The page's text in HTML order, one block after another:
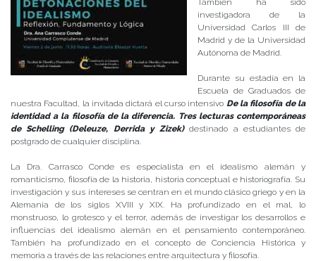
También ha sido
investigadora de la
Universidad Carlos III de
Madrid y de la Universidad
Autónoma de Madrid.
Durante su estadía en la
Escuela de Graduados de
nuestra Facultad, la invitada dictará el curso intensivo De la filosofía de la
identidad a la filosofía de la diferencia. Tres lecturas contemporáneas
de Schelling (Deleuze, Derrida y Zizek)destinado a estudiantes de
postgrado de cualquier disciplina.
La Dra. Carrasco Conde es especialista en el idealismo alemán y
romanticismo, filosofía de la historia, historia conceptual e historiografía. Su
investigación y sus intereses se centran en el mundo clásico griego y en la
Alemania de los siglos XVIII y XIX. Ha profundizado en el mal, lo
monstruoso, lo grotesco y el terror, además de investigar los desarrollos e
influencias del idealismo alemán en el pensamiento contemporáneo.
También ha profundizado en el concepto de Conciencia Histórica y
memoria a través de las relaciones entre arquitectura y filosofía.